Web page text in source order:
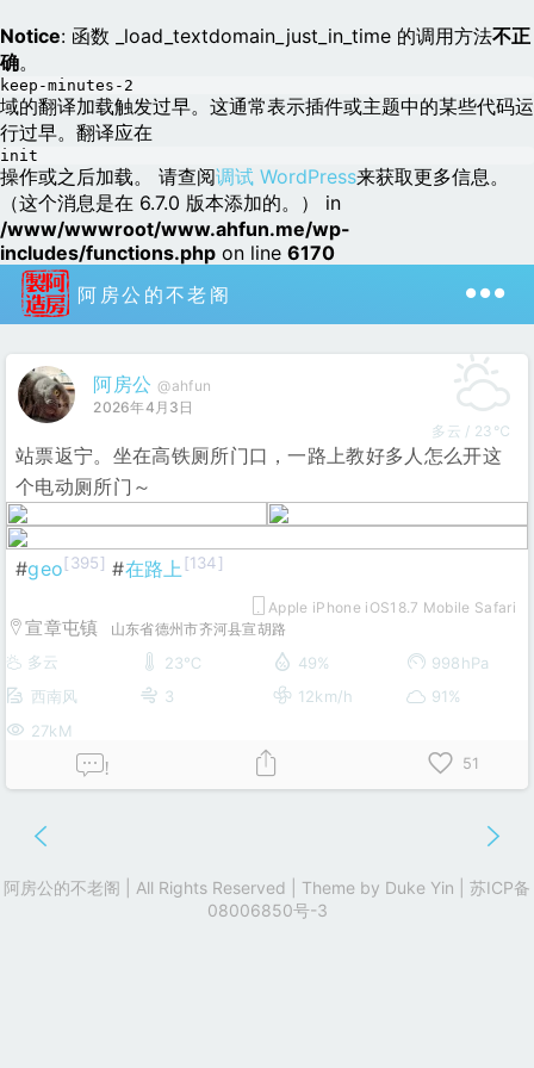
Notice: 函数 _load_textdomain_just_in_time 的调用方法不正
确。
keep-minutes-2
域的翻译加载触发过早。这通常表示插件或主题中的某些代码运
行过早。翻译应在
init
操作或之后加载。 请查阅调试 WordPress来获取更多信息。
（这个消息是在 6.7.0 版本添加的。） in
/www/wwwroot/www.ahfun.me/wp-
includes/functions.php on line 6170
阿房公的不老阁
阿房公 @ahfun
2026年4月3日
多云 / 23℃
站票返宁。坐在高铁厕所门口，一路上教好多人怎么开这
个电动厕所门～
#geo[395] #在路上 [134]
Apple iPhone iOS18.7 Mobile Safari
宣章屯镇 山东省德州市齐河县宣胡路
多云 23℃ 49%
998hPa
西南风
3 12km/h
91%
27kM
!
51
阿房公的不老阁 | All Rights Reserved | Theme by Duke Yin
苏ICP备
08006850号-3